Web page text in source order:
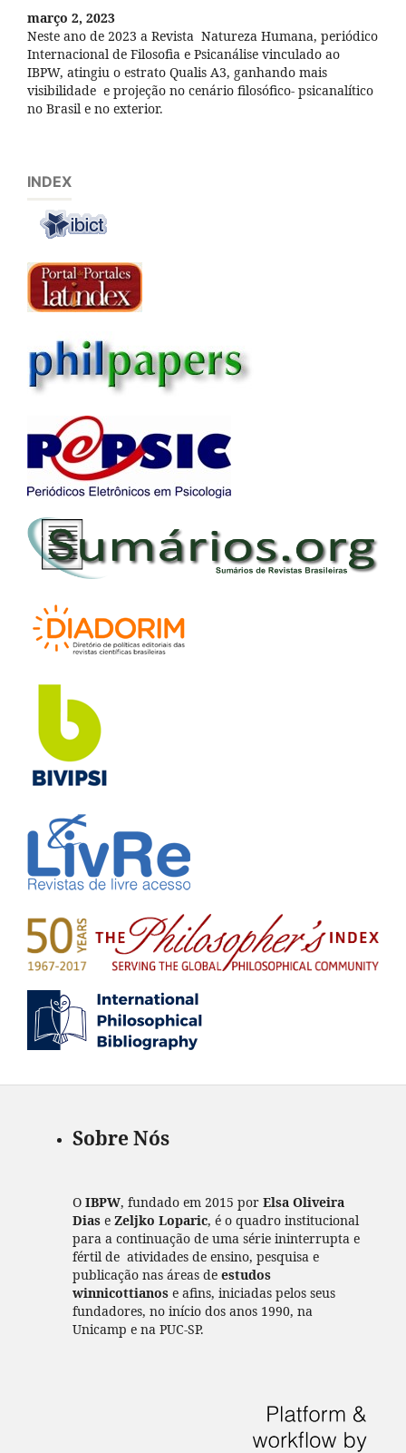
março 2, 2023
Neste ano de 2023 a Revista Natureza Humana, periódico
Internacional de Filosofia e Psicanálise vinculado ao
IBPW, atingiu o estrato Qualis A3, ganhando mais
visibilidade e projeção no cenário filosófico- psicanalítico
no Brasil e no exterior.
INDEX
Sobre Nós
O IBPW, fundado em 2015 por Elsa Oliveira
Diase Zeljko Loparic, é o quadro institucional
para a continuação de uma série ininterrupta e
fértil de atividades de ensino, pesquisa e
publicação nas áreas de estudos
winnicottianose afins, iniciadas pelos seus
fundadores, no início dos anos 1990, na
Unicamp e na PUC-SP.